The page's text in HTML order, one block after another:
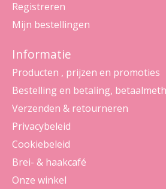
Registreren
Mijn bestellingen
Informatie
Producten , prijzen en promoties
Bestelling en betaling,
Verzenden & retourneren
Privacybeleid
Cookiebeleid
Brei- & haakcafé
Onze winkel